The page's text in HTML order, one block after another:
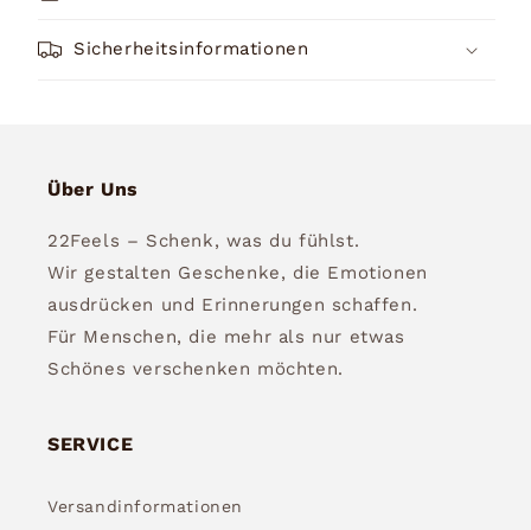
Sicherheitsinformationen
Über Uns
22Feels – Schenk, was du fühlst.
Wir gestalten Geschenke, die Emotionen
ausdrücken und Erinnerungen schaffen.
Für Menschen, die mehr als nur etwas
Schönes verschenken möchten.
SERVICE
Versandinformationen